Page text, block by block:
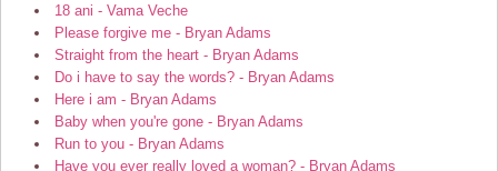
18 ani - Vama Veche
Please forgive me - Bryan Adams
Straight from the heart - Bryan Adams
Do i have to say the words? - Bryan Adams
Here i am - Bryan Adams
Baby when you're gone - Bryan Adams
Run to you - Bryan Adams
Have you ever really loved a woman? - Bryan Adams